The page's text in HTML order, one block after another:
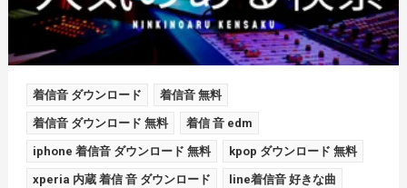
着信音 ダウンロード 着信音 無料
着信音 ダウンロード 無料 着信 音 edm
iphone 着信音 ダウンロード 無料 kpop ダウンロード 無料
xperia 内蔵 着信 音 ダウンロード line着信音 好きな曲